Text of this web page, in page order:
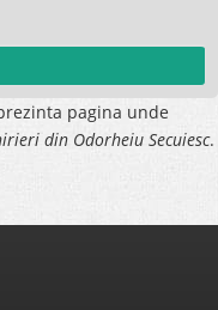
pagina unde
din Odorheiu Secuiesc.